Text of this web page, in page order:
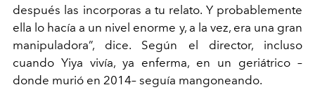
después las incorporas a tu relato. Y probablemente
ella lo hacía a un nivel enorme y, a la vez, era una gran
manipuladora”, dice.
Según el director, incluso
cuando Yiya vivía, ya enferma, en un geriátrico –
donde murió en 2014– seguía mangoneando.